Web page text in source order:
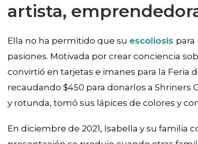
artista,
Ella no ha permitido que su escoliosis para
pasiones. Motivada por crear conciencia
convirtió en tarjetas e imanes para la Feria
recaudando $450 para donarlos a Shriners
y rotunda, tomó sus lápices de colores y
En diciembre de 2021, Isabella y su familia